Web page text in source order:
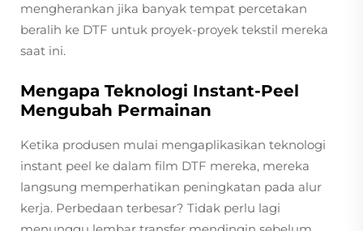
mengherankan jika banyak tempat percetakan
beralih ke DTF untuk proyek-proyek tekstil mereka
saat ini.
Mengapa Teknologi Instant-Peel
Mengubah Permainan
Ketika produsen mulai mengaplikasikan teknologi
instant peel ke dalam film DTF mereka, mereka
langsung memperhatikan peningkatan pada alur
kerja. Perbedaan terbesar? Tidak perlu lagi